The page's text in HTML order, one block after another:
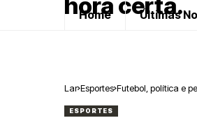
Home Últimas
Lar Esportes Futebol, política e
ESPORTES